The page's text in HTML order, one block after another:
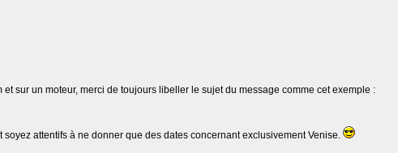
sur un moteur, merci de toujours libeller le sujet du message comme cet exemple :
attentifs à ne donner que des dates concernant exclusivement Venise.